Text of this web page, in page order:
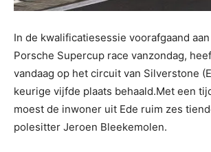
In de kwalificatiesessie voorafgaand
Porsche Supercup race vanzondag,
vandaag op het circuit van Silverstone
keurige vijfde plaats behaald.Met een
moest de inwoner uit Ede ruim zes
polesitter Jeroen Bleekemolen.